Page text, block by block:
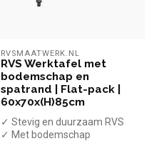
RVSMAATWERK.NL
RVS Werktafel met
bodemschap en
spatrand | Flat-pack |
60x70x(H)85cm
✓ Stevig en duurzaam RVS
✓ Met bodemschap